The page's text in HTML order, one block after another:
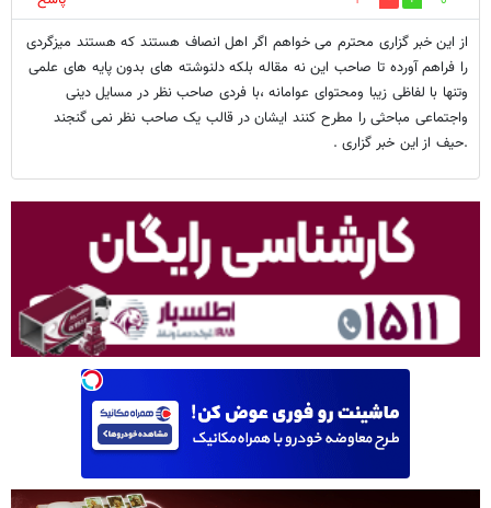
از این خبر گزاری محترم می خواهم اگر اهل انصاف هستند که هستند میزگردی
را فراهم آورده تا صاحب این نه مقاله بلکه دلنوشته های بدون پایه های علمی
وتنها با لفاظی زیبا ومحتوای عوامانه ،با فردی صاحب نظر در مسایل دینی
واجتماعی مباحثی را مطرح کنند ایشان در قالب یک صاحب نظر نمی گنجند
.حیف از این خبر گزاری .